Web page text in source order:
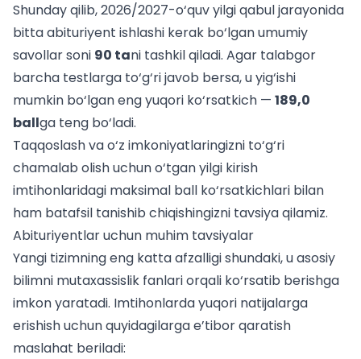
Shunday qilib, 2026/2027-o‘quv yilgi qabul jarayonida
bitta abituriyent ishlashi kerak bo‘lgan umumiy
savollar soni 90 tani tashkil qiladi. Agar talabgor
barcha testlarga to‘g‘ri javob bersa, u yig‘ishi
mumkin bo‘lgan eng yuqori ko‘rsatkich — 189,0
ballga teng bo‘ladi.
Taqqoslash va o‘z imkoniyatlaringizni to‘g‘ri
chamalab olish uchuno‘tgan yilgi kirish
imtihonlaridagi maksimal ball ko‘rsatkichlari bilan
ham batafsil tanishib chiqishingizni tavsiya qilamiz.
Abituriyentlar uchun muhim tavsiyalar
Yangi tizimning eng katta afzalligi shundaki, u asosiy
bilimni mutaxassislik fanlari orqali ko‘rsatib berishga
imkon yaratadi. Imtihonlarda yuqori natijalarga
erishish uchun quyidagilarga e’tibor qaratish
maslahat beriladi: